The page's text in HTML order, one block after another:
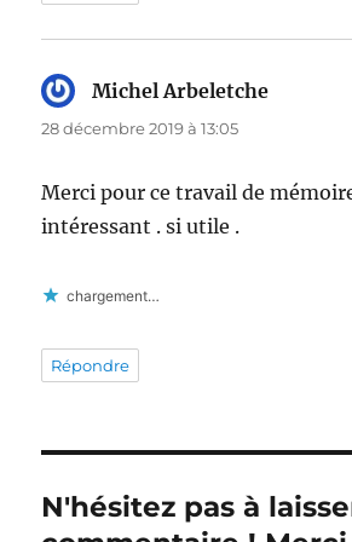
Michel Arbeletche
28 décembre 2019 à 13:05
Merci pour ce travail de
intéressant . si utile .
chargement…
Répondre
N'hésitez pas à